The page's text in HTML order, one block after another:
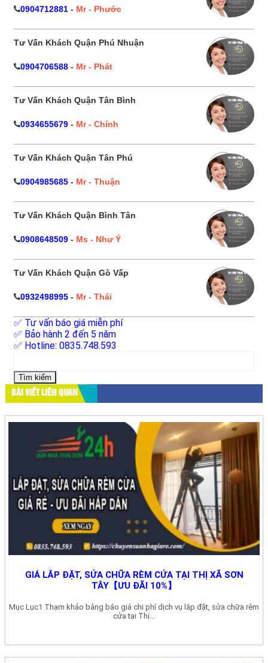
0904712881 - Mr - Phước
Tư Vấn Khách Quận Phú Nhuận
0904706588 - Mr - Phát
Tư Vấn Khách Quận Tân Bình
0934655679 - Mr - Chính
Tư Vấn Khách Quận Tân Phú
0904985685 - Mr - Thuận
Tư Vấn Khách Quận Bình Tân
0908648509 - Ms - Như Ý
Tư Vấn Khách Quận Gò Vấp
0932498995 - Mr - Thái
✅ Tư vấn báo giá miễn phí
✅ Bảo hành 2 đến 5 năm
✅ Hotline: 0835.748.593
cho:
BÀI VIẾT LIÊN QUAN
GIÁ LẮP ĐẶT, SỬA CHỮA RÈM CỬA TẠI THỊ XÃ SƠN
TÂY【ƯU ĐÃI 10%】
Mục Lục1 Tham khảo bảng báo giá chi phí dịch vụ lắp đặt, sửa chữa rèm
cửa tại Thị...